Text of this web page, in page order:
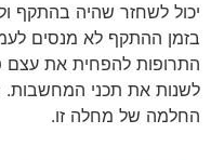
יכול לשחזר שהיה בהתקף
בזמן ההתקף לא מנסים
התרופות להפחית את עצם
לשנות את תכני המחשבות.
החלמה של מחלה זו.